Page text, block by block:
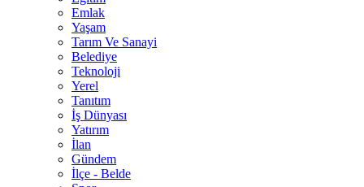
Emlak
Yaşam
Tarım Ve Sanayi
Belediye
Teknoloji
Yerel
Tanıtım
İş Dünyası
Yatırım
İlan
Gündem
İlçe - Belde